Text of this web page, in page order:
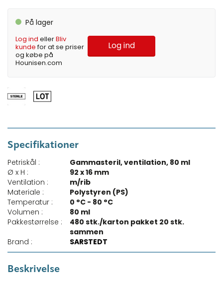
På lager
Log ind ellerBliv
kundefor at se priser
og købe på
Hounisen.com
Log ind
Specifikationer
Petriskål :
Gammasteril, ventilation, 80 ml
Ø x H :
92 x 16 mm
Ventilation :
m/rib
Materiale :
Polystyren (PS)
Temperatur :
0 °C - 80 °C
Volumen :
80 ml
Pakkestørrelse :
480 stk./karton pakket 20 stk.
sammen
Brand :
SARSTEDT
Beskrivelse